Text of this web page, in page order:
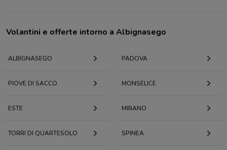
Volantini e offerte intorno a Albignasego
ALBIGNASEGO PADOVA
PIOVE DI SACCO MONSELICE
ESTE MIRANO
TORRI DI QUARTESOLO SPINEA